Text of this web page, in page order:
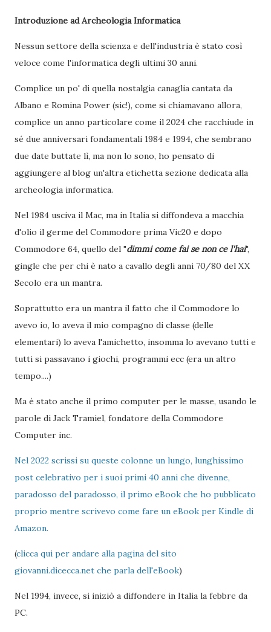
Introduzione ad Archeologia Informatica
Nessun settore della scienza e dell'industria è stato così
veloce come l'informatica degli ultimi 30 anni.
Complice un po' di quella nostalgia canaglia cantata da
Albano e Romina Power (sic!), come si chiamavano allora,
complice un anno particolare come il 2024 che racchiude in
sé due anniversari fondamentali 1984 e 1994, che sembrano
due date buttate lì, ma non lo sono, ho pensato di
aggiungere al blog un'altra etichetta sezione dedicata alla
archeologia informatica.
Nel 1984 usciva il Mac, ma in Italia si diffondeva a macchia
d'olio il germe del Commodore prima Vic20 e dopo
Commodore 64, quello del "dimmi come fai se non ce l'hai",
gingle che per chi è nato a cavallo degli anni 70/80 del XX
Secolo era un mantra.
Soprattutto era un mantra il fatto che il Commodore lo
avevo io, lo aveva il mio compagno di classe (delle
elementari) lo aveva l'amichetto, insomma lo avevano tutti e
tutti si passavano i giochi, programmi ecc (era un altro
tempo....)
Ma è stato anche il primo computer per le masse, usando le
parole di Jack Tramiel, fondatore della Commodore
Computer inc.
Nel 2022 scrissi su queste colonne un lungo, lunghissimo
post celebrativo per i suoi primi 40 anni che divenne,
paradosso del paradosso, il primo eBook che ho pubblicato
proprio mentre scrivevo come fare un eBook per Kindle di
Amazon.
(clicca qui per andare alla pagina del sito
giovanni.dicecca.net che parla dell'eBook)
Nel 1994, invece, si iniziò a diffondere in Italia la febbre da
PC.